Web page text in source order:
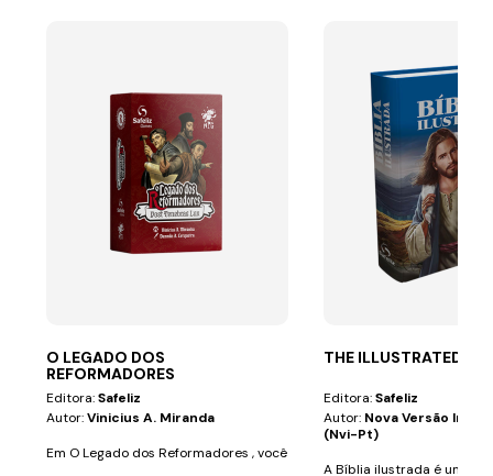
O LEGADO DOS
REFORMADORES
Editora:Safeliz
Autor:Vinicius A. Miranda
Em O Legado dos Reformadores , você
THE ILLUSTRATED
Editora:Safeliz
Autor: Nova Versão
(nvi-Pt)
A Bíblia ilustrada é uma